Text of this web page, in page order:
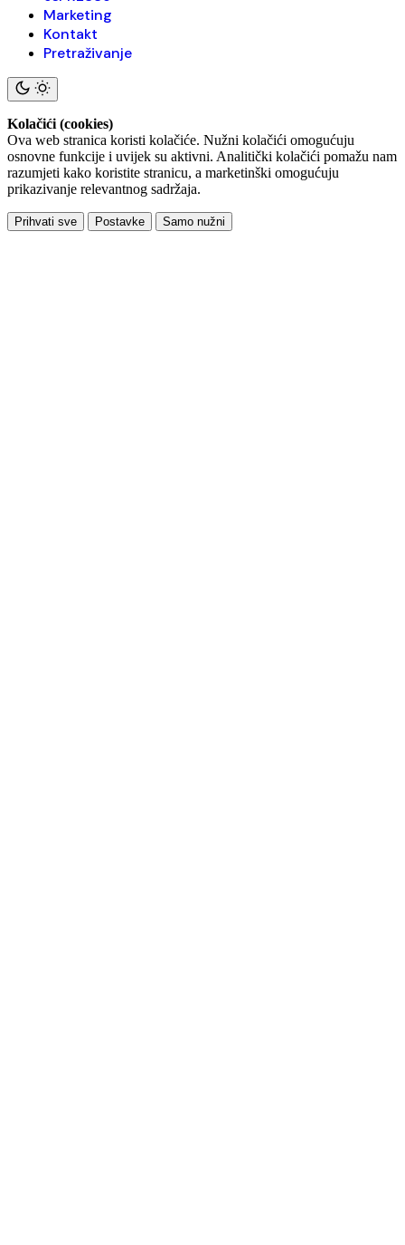
Marketing
Kontakt
Pretraživanje
Kolačići (cookies)
Ova web stranica koristi kolačiće. Nužni kolačići omogućuju
osnovne funkcije i uvijek su aktivni. Analitički kolačići pomažu nam
razumjeti kako koristite stranicu, a marketinški omogućuju
prikazivanje relevantnog sadržaja.
Prihvati sve Postavke Samo nužni